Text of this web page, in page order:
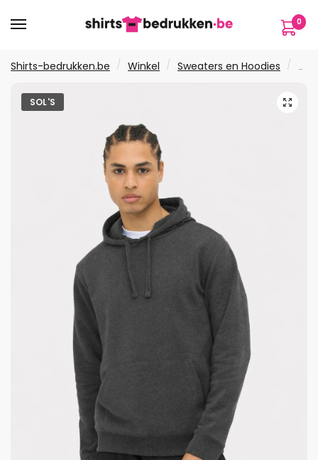
naar
naar
inhoud
0
Shirts-bedrukken.be / Winkel / Sweaters en Hoodies /
🔍
SOL'S